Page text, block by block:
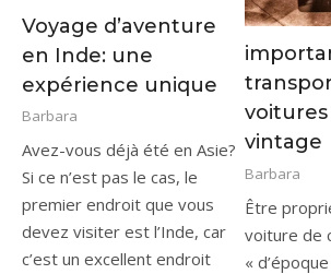
Voyage d’aventure
en Inde: une
expérience unique
Barbara
Avez-vous déjà été en Asie?
Si ce n’est pas le cas, le
premier endroit que vous
devez visiter est l’Inde, car
c’est un excellent endroit
vintage
Barbara
Être
voiture de
«